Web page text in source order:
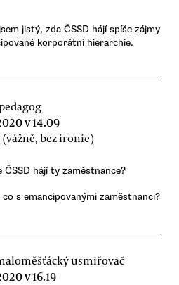
jistý, zda ČSSD hájí spíše zájmy
korporátní hierarchie.
v 14.09
(vážně, bez ironie)
hájí ty zaměstnance?
s emancipovanými zaměstnanci?
usmiřovač
v 16.19